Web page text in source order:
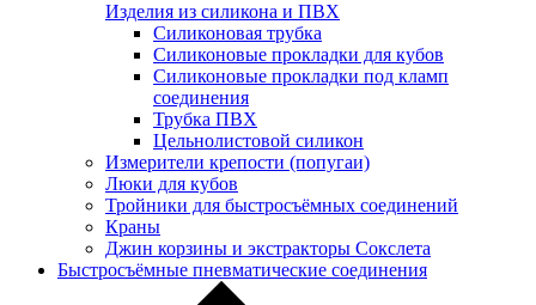
Изделия из силикона и ПВХ
Силиконовая трубка
Силиконовые прокладки для кубов
Силиконовые прокладки под кламп
соединения
Трубка ПВХ
Цельнолистовой силикон
Измерители крепости (попугаи)
Люки для кубов
Тройники для быстросъёмных соединений
Краны
Джин корзины и экстракторы Сокслета
Быстросъёмные пневматические соединения